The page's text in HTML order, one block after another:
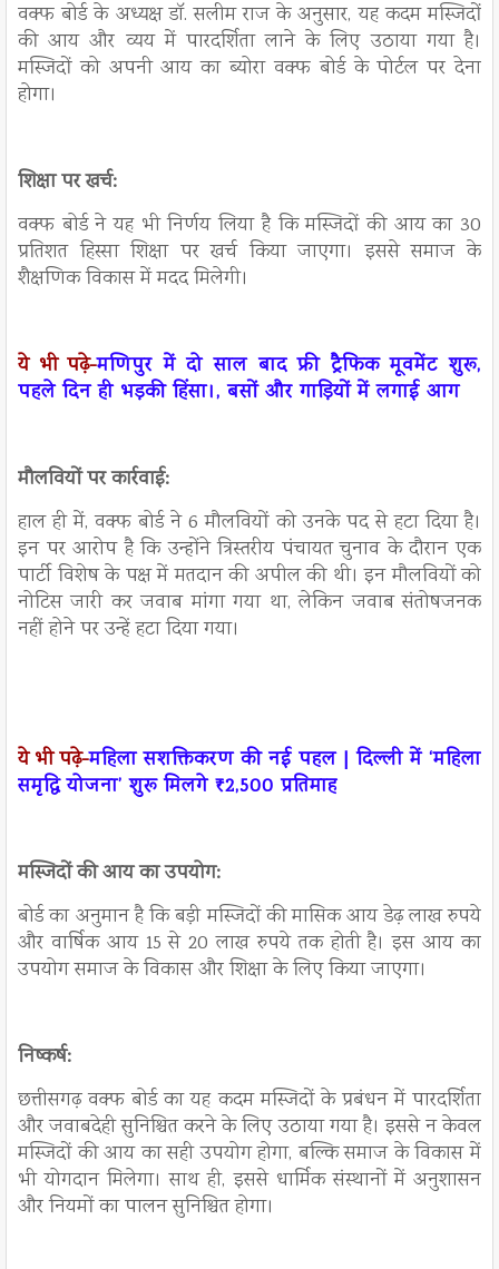
वक्फ बोर्ड के अध्यक्ष डॉ. सलीम राज के अनुसार, यह कदम मस्जिदों
की आय और व्यय में पारदर्शिता लाने के लिए उठाया गया है।
मस्जिदों को अपनी आय का ब्योरा वक्फ बोर्ड के पोर्टल पर देना
होगा।
शिक्षा पर खर्च:
वक्फ बोर्ड ने यह भी निर्णय लिया है कि मस्जिदों की आय का 30
प्रतिशत हिस्सा शिक्षा पर खर्च किया जाएगा। इससे समाज के
शैक्षणिक विकास में मदद मिलेगी।
ये भी पढ़े-मणिपुर में दो साल बाद फ्री ट्रैफिक मूवमेंट शुरू,
पहले दिन ही भड़की हिंसा।, बसों और गाड़ियों में लगाई आग
मौलवियों पर कार्रवाई:
हाल ही में, वक्फ बोर्ड ने 6 मौलवियों को उनके पद से हटा दिया है।
इन पर आरोप है कि उन्होंने त्रिस्तरीय पंचायत चुनाव के दौरान एक
पार्टी विशेष के पक्ष में मतदान की अपील की थी। इन मौलवियों को
नोटिस जारी कर जवाब मांगा गया था, लेकिन जवाब संतोषजनक
नहीं होने पर उन्हें हटा दिया गया।
ये भी पढ़े-महिला सशक्तिकरण की नई पहल | दिल्ली में ‘महिला
समृद्धि योजना’ शुरू मिलगे ₹2,500 प्रतिमाह
मस्जिदों की आय का उपयोग:
बोर्ड का अनुमान है कि बड़ी मस्जिदों की मासिक आय डेढ़ लाख रुपये
और वार्षिक आय 15 से 20 लाख रुपये तक होती है। इस आय का
उपयोग समाज के विकास और शिक्षा के लिए किया जाएगा।
निष्कर्ष:
छत्तीसगढ़ वक्फ बोर्ड का यह कदम मस्जिदों के प्रबंधन में पारदर्शिता
और जवाबदेही सुनिश्चित करने के लिए उठाया गया है। इससे न केवल
मस्जिदों की आय का सही उपयोग होगा, बल्कि समाज के विकास में
भी योगदान मिलेगा। साथ ही, इससे धार्मिक संस्थानों में अनुशासन
और नियमों का पालन सुनिश्चित होगा।